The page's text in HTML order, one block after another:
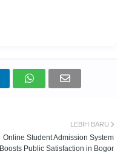
LEBIH BARU
Online Student Admission System
Boosts Public Satisfaction in Bogor